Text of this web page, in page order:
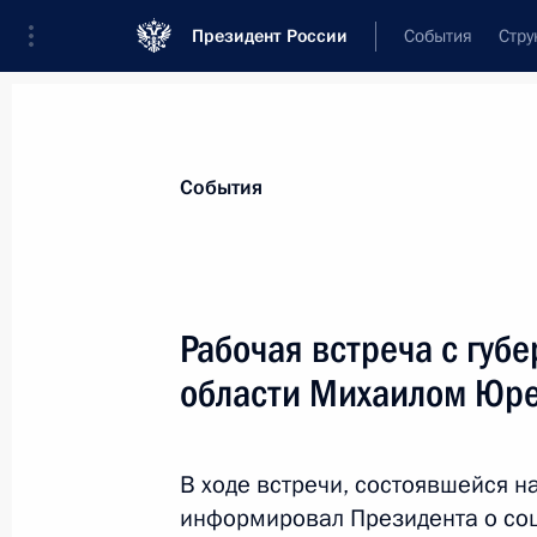
Президент России События
5 июня 2013 года, 16:15
События
Рабочая встреча с
области Михаилом
В ходе встречи, состоявшейся
информировал Президента о